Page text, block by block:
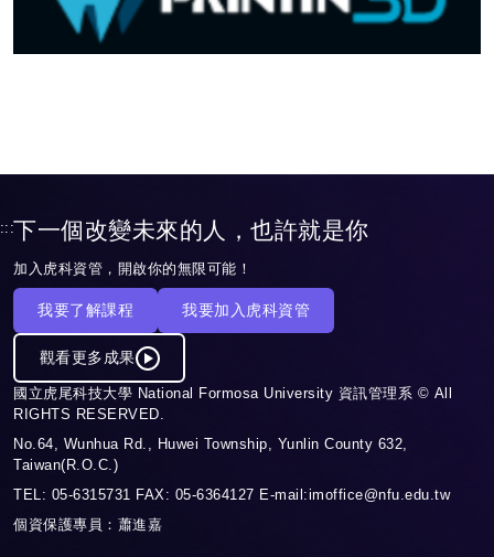
:::下一個改變未來的人，也許就是你
加入虎科資管，開啟你的無限可能！
我要了解課程 我要加入虎科資管
觀看更多成果
國立虎尾科技大學 National Formosa University 資訊管理系 © All
RIGHTS RESERVED.
No.64, Wunhua Rd., Huwei Township, Yunlin County 632,
Taiwan(R.O.C.)
TEL: 05-6315731 FAX: 05-6364127 E-mail:imoffice@nfu.edu.tw
個資保護專員：蕭進嘉